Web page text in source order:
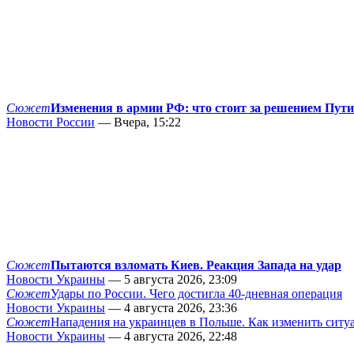
СюжетИзменения в армии РФ: что стоит за решением
Новости России — Вчера, 15:22
СюжетПытаются взломать Киев. Реакция Запада на удар
Новости Украины — 5 августа 2026, 23:09
СюжетУдары по России. Чего достигла 40-дневная операция
Новости Украины — 4 августа 2026, 23:36
СюжетНападения на украинцев в Польше. Как изменить
Новости Украины — 4 августа 2026, 22:48